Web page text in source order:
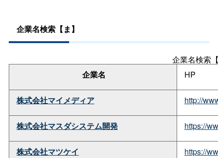
企業名検索【ま】
企業名検索
企業名
HP
株式会社マイメディア http://
株式会社マスダシステム開発 https://
株式会社マツケイ https://